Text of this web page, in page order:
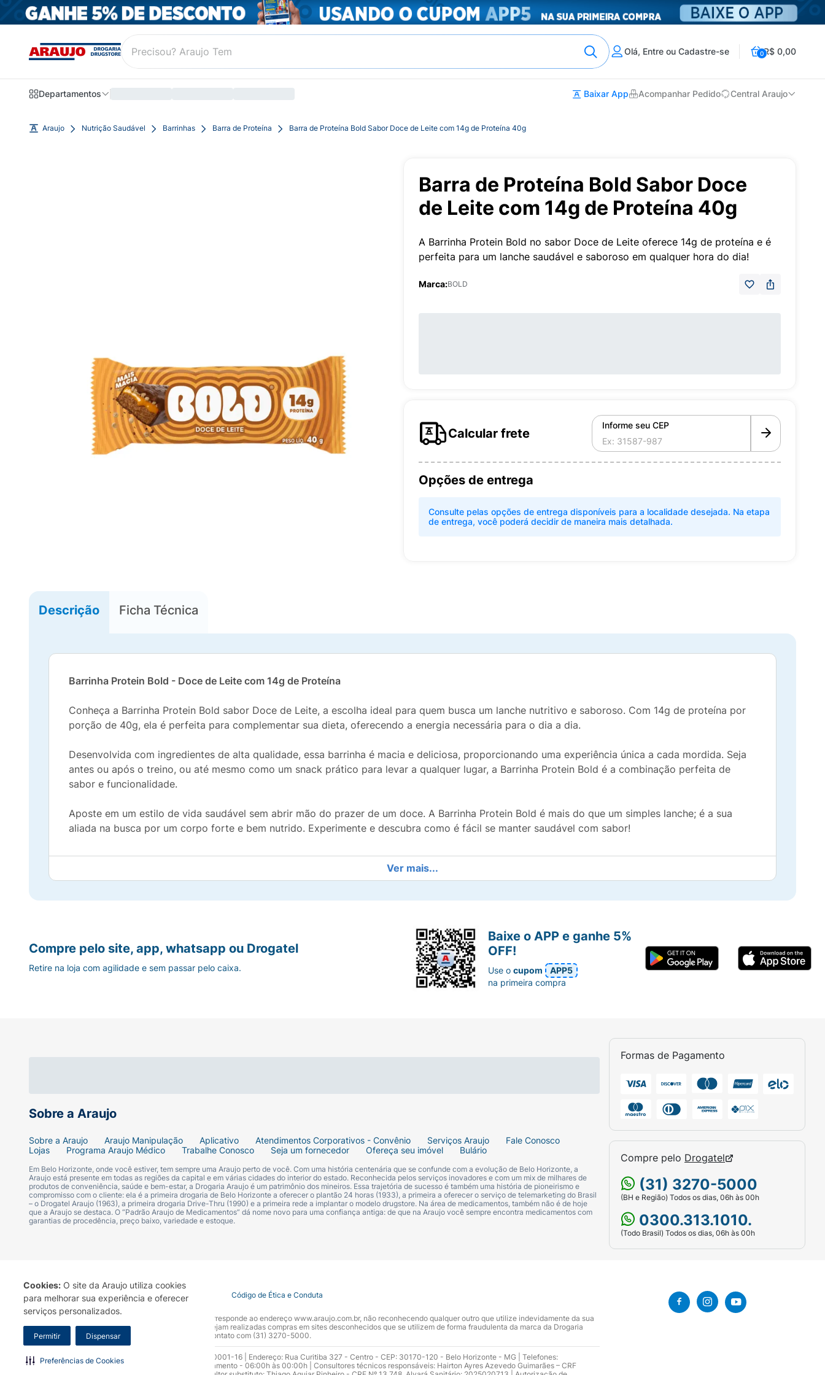
Cookies: O site da Araujo utiliza cookies
para melhorar sua experiência e oferecer
serviços personalizados.
Permitir Dispensar
Preferências de Cookies
Olá, Entre ou Cadastre-se 0R$ 0,00
Departamentos Baixar App Acompanhar Pedido Central Araujo
Araujo Nutrição Saudável Barrinhas Barra de Proteína Barra de Proteína Bold Sabor Doce de Leite com 14g de Proteína 40g
Barra de Proteína Bold Sabor Doce
de Leite com 14g de Proteína 40g
A Barrinha Protein Bold no sabor Doce de Leite oferece 14g de proteína e é
perfeita para um lanche saudável e saboroso em qualquer hora do dia!
Marca:BOLD
Calcular frete
Informe seu CEP
Opções de entrega
Consulte pelas opções de entrega disponíveis para a localidade desejada. Na etapa
de entrega, você poderá decidir de maneira mais detalhada.
Descrição Ficha Técnica
Barrinha Protein Bold - Doce de Leite com 14g de Proteína
Conheça a Barrinha Protein Bold sabor Doce de Leite, a escolha ideal para quem busca um lanche nutritivo e saboroso. Com 14g de proteína por
porção de 40g, ela é perfeita para complementar sua dieta, oferecendo a energia necessária para o dia a dia.
Desenvolvida com ingredientes de alta qualidade, essa barrinha é macia e deliciosa, proporcionando uma experiência única a cada mordida. Seja
antes ou após o treino, ou até mesmo como um snack prático para levar a qualquer lugar, a Barrinha Protein Bold é a combinação perfeita de
sabor e funcionalidade.
Aposte em um estilo de vida saudável sem abrir mão do prazer de um doce. A Barrinha Protein Bold é mais do que um simples lanche; é a sua
aliada na busca por um corpo forte e bem nutrido. Experimente e descubra como é fácil se manter saudável com sabor!
Ver mais...
Sobre a Araujo
Sobre a Araujo Araujo Manipulação Aplicativo Atendimentos Corporativos - Convênio Serviços Araujo
Fale Conosco
Lojas
Programa Araujo Médico Trabalhe Conosco Seja um fornecedor Ofereça seu imóvel Bulário
Em Belo Horizonte, onde você estiver, tem sempre uma Araujo perto de você. Com uma história centenária que se confunde com a evolução de Belo Horizonte, a
Araujo está presente em todas as regiões da capital e em várias cidades do interior do estado. Reconhecida pelos serviços inovadores e com um mix de milhares de
produtos de conveniência, saúde e bem-estar, a Drogaria Araujo é um patrimônio dos mineiros. Essa trajetória de sucesso é também uma história de pioneirismo e
compromisso com o cliente: ela é a primeira drogaria de Belo Horizonte a oferecer o plantão 24 horas (1933), a primeira a oferecer o serviço de telemarketing do Brasil
– o Drogatel Araujo (1963), a primeira drogaria Drive-Thru (1990) e a primeira rede a implantar o modelo drugstore. Na área de medicamentos, também não é de hoje
que a Araujo se destaca. O “Padrão Araujo de Medicamentos” dá nome novo para uma confiança antiga: de que na Araujo você sempre encontra medicamentos com
garantias de procedência, preço baixo, variedade e estoque.
Formas de Pagamento
Compre pelo Drogatel
(31) 3270-5000
(BH e Região) Todos os dias, 06h às 00h
0300.313.1010.
(Todo Brasil) Todos os dias, 06h às 00h
Compre pelo site, app, whatsapp ou Drogatel
Retire na loja com agilidade e sem passar pelo caixa.
Baixe o APP e ganhe 5%
OFF!
Use ocupom
APP5
na primeira compra
Termo de Uso Portal da Privacidade Covid-19 Código de Ética e Conduta
A Drogaria Araujo S/A informa que o seu site oficial corresponde ao endereço www.araujo.com.br, não reconhecendo qualquer outro que utilize indevidamente da sua
marca. Para sua segurança recomendamos que não sejam realizadas compras em sites desconhecidos que se utilizem de forma fraudulenta da marca da Drogaria
Araujo S.A. Em caso de dúvidas, gentileza entrar em contato com (31) 3270-5000.
Razão Social: Drogaria Araujo S.A | CNPJ: 17.256.512.0001-16 | Endereço: Rua Curitiba 327 - Centro - CEP: 30170-120 - Belo Horizonte - MG | Telefones:
0300.313.1010 e (31) 3270-5000 Horário de funcionamento - 06:00h às 00:00h | Consultores técnicos responsáveis: Hairton Ayres Azevedo Guimarães – CRF